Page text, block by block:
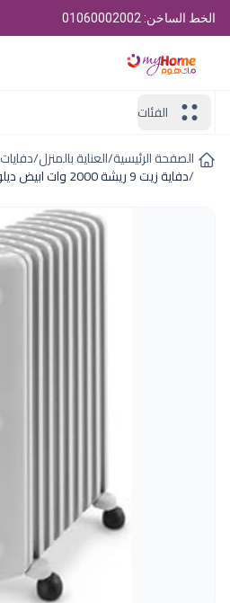
الخط الساخن: 01060002002
الفئات
الصفحة الرئيسية/العناية بالمنزل/دفايات
/دفاية زيت 9 ريشة 2000 وات ابيض ديلونجى